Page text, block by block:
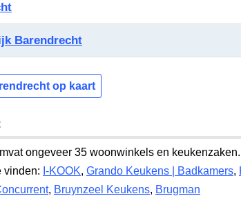
Barendrecht
op kaart
ongeveer 35 woonwinkels en
vinden: I-KOOK, Grando Keukens | Badkamers,
, Bruynzeel Keukens, Brugman